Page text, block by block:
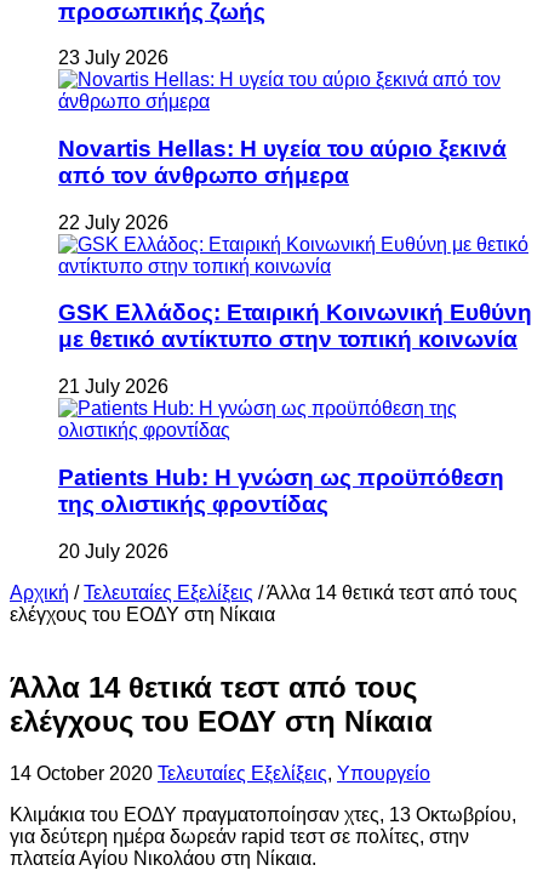
προσωπικής ζωής
23 July 2026
Novartis Hellas: Η υγεία του αύριο ξεκινά
από τον άνθρωπο σήμερα
22 July 2026
GSK Ελλάδος: Εταιρική Κοινωνική Ευθύνη
με θετικό αντίκτυπο στην τοπική κοινωνία
21 July 2026
Patients Hub: Η γνώση ως προϋπόθεση
της ολιστικής φροντίδας
20 July 2026
Αρχική / Τελευταίες Εξελίξεις /Άλλα 14 θετικά τεστ από τους
ελέγχους του ΕΟΔΥ στη Νίκαια
Άλλα 14 θετικά τεστ από τους
ελέγχους του ΕΟΔΥ στη Νίκαια
14 October 2020 Τελευταίες Εξελίξεις, Υπουργείο
Κλιμάκια του ΕΟΔΥ πραγματοποίησαν χτες, 13 Οκτωβρίου,
για δεύτερη ημέρα δωρεάν rapid τεστ σε πολίτες, στην
πλατεία Αγίου Νικολάου στη Νίκαια.